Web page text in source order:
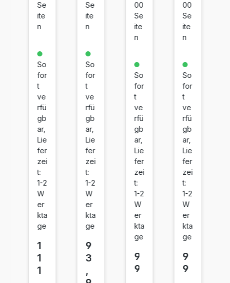
C
R
G
54
H
Bl
k
Se
ite
n
So
for
t
ve
rfü
gb
ar,
Lie
fer
zei
t:
1-2
W
er
kta
ge
1
1
1
C
R
G
54
H
C
n
Se
ite
n
So
for
t
ve
rfü
gb
ar,
Lie
fer
zei
t:
1-2
W
er
kta
ge
9
3
,
C
R
G
0
H
M
ag
en
ta
00
Se
ite
n
So
for
t
ve
rfü
gb
ar,
Lie
fer
zei
t:
1-2
W
er
kta
ge
9
9
C
R
G
0
H
Ye
llo
w
00
Se
ite
n
So
for
t
ve
rfü
gb
ar,
Lie
fer
zei
t:
1-2
W
er
kta
ge
9
9